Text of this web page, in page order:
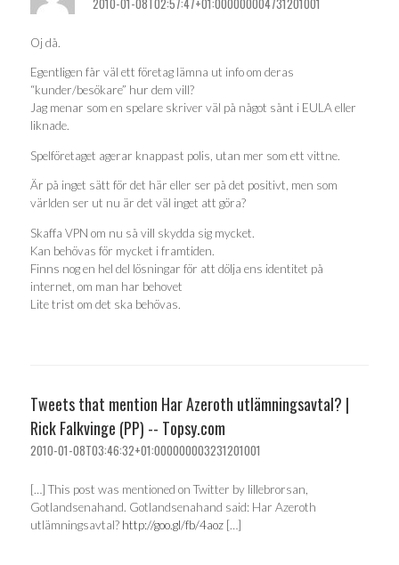
2010-01-08T02:57:47+01:000000004731201001
Oj då.
Egentligen får väl ett företag lämna ut info om deras
“kunder/besökare” hur dem vill?
Jag menar som en spelare skriver väl på något sånt i EULA eller
liknade.
Spelföretaget agerar knappast polis, utan mer som ett vittne.
Är på inget sätt för det här eller ser på det positivt, men som
världen ser ut nu är det väl inget att göra?
Skaffa VPN om nu så vill skydda sig mycket.
Kan behövas för mycket i framtiden.
Finns nog en hel del lösningar för att dölja ens identitet på
internet, om man har behovet
Lite trist om det ska behövas.
Tweets that mention Har Azeroth utlämningsavtal? |
Rick Falkvinge (PP) -- Topsy.com
2010-01-08T03:46:32+01:000000003231201001
[…] This post was mentioned on Twitter by lillebrorsan,
Gotlandsenahand. Gotlandsenahand said: Har Azeroth
utlämningsavtal? http://goo.gl/fb/4aoz […]